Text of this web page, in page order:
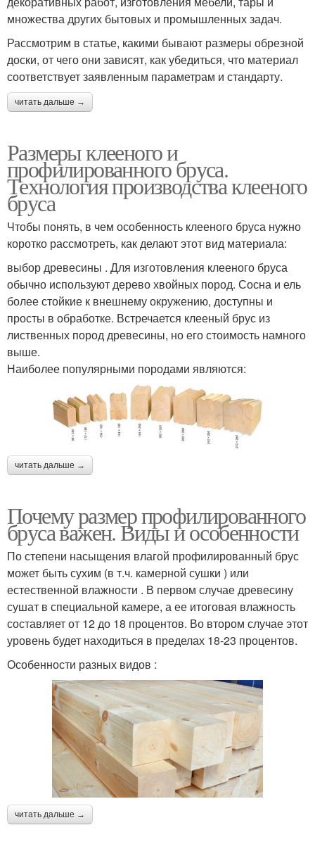
множества других бытовых и промышленных задач.
Рассмотрим в статье, какими бывают размеры обрезной
доски, от чего они зависят, как убедиться, что материал
соответствует заявленным параметрам и стандарту.
читать дальше →
Размеры клееного и
профилированного бруса.
Технология производства клееного
бруса
Чтобы понять, в чем особенность клееного бруса нужно
коротко рассмотреть, как делают этот вид материала:
выбор древесины . Для изготовления клееного бруса
обычно используют дерево хвойных пород. Сосна и ель
более стойкие к внешнему окружению, доступны и
просты в обработке. Встречается клееный брус из
лиственных пород древесины, но его стоимость намного
выше.
Наиболее популярными породами являются:
читать дальше →
Почему размер профилированного
бруса важен. Виды и особенности
По степени насыщения влагой профилированный брус
может быть сухим (в т.ч. камерной сушки ) или
естественной влажности . В первом случае древесину
сушат в специальной камере, а ее итоговая влажность
составляет от 12 до 18 процентов. Во втором случае этот
уровень будет находиться в пределах 18-23 процентов.
Особенности разных видов :
читать дальше →